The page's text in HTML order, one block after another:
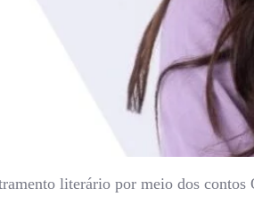
literário por meio dos contos